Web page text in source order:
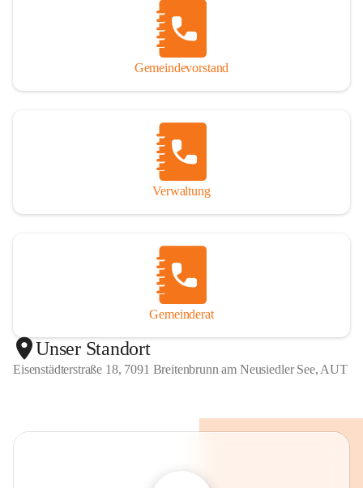
Gemeindevorstand
Verwaltung
Gemeinderat
Unser Standort
Eisenstädterstraße 18, 7091 Breitenbrunn am Neusiedler See, AUT